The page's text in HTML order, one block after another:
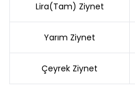
Lira(Tam) Ziynet
Yarım Ziynet
Çeyrek Ziynet